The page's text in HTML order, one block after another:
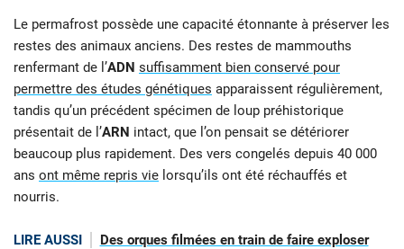
Le permafrost possède une capacité étonnante à préserver les
restes des animaux anciens. Des restes de mammouths
renfermant de l’ADN suffisamment bien conservé pour
permettre des études génétiques apparaissent régulièrement,
tandis qu’un précédent spécimen de loup préhistorique
présentait de l’ARN intact, que l’on pensait se détériorer
beaucoup plus rapidement. Des vers congelés depuis 40 000
ans ont même repris vie lorsqu’ils ont été réchauffés et
nourris.
LIRE AUSSI
Des orques filmées en train de faire exploser